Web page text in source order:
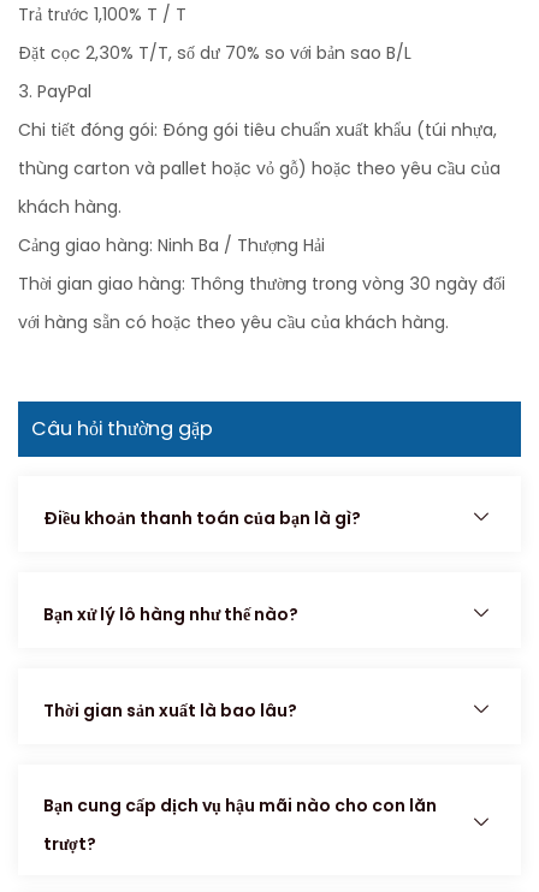
Trả trước 1,100% T / T
Đặt cọc 2,30% T/T, số dư 70% so với bản sao B/L
3. PayPal
Chi tiết đóng gói: Đóng gói tiêu chuẩn xuất khẩu (túi nhựa,
thùng carton và pallet hoặc vỏ gỗ) hoặc theo yêu cầu của
khách hàng.
Cảng giao hàng: Ninh Ba / Thượng Hải
Thời gian giao hàng: Thông thường trong vòng 30 ngày đối
với hàng sẵn có hoặc theo yêu cầu của khách hàng.
Câu hỏi thường gặp
Điều khoản thanh toán của bạn là gì?
Bạn xử lý lô hàng như thế nào?
Thời gian sản xuất là bao lâu?
Bạn cung cấp dịch vụ hậu mãi nào cho con lăn
trượt?